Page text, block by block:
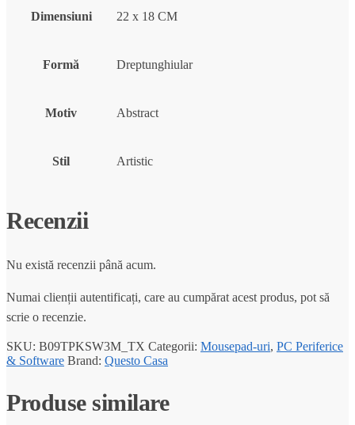
Dimensiuni 22 x 18 CM
Formă Dreptunghiular
Motiv Abstract
Stil Artistic
Recenzii
Nu există recenzii până acum.
Numai clienții autentificați, care au cumpărat acest produs, pot să
scrie o recenzie.
SKU: B09TPKSW3M_TX Categorii: Mousepad-uri, PC Periferice
& Software Brand: Questo Casa
Produse similare